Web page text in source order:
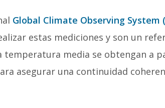
Global Climate Observing System
estas mediciones y son un
temperatura media se obtengan a
asegurar una continuidad